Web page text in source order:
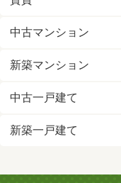
中古マンション
新築マンション
中古一戸建て
新築一戸建て